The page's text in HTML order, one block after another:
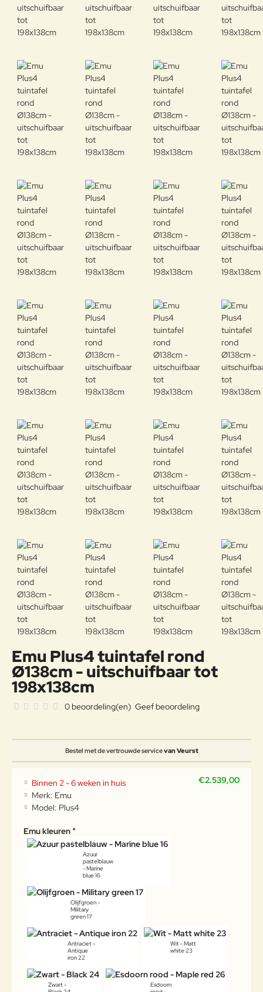
Emu Plus4 tuintafel rond
Ø138cm - uitschuifbaar tot
198x138cm
Bestel met de vertrouwde servicevan Veurst
0 beoordeling(en) Geef beoordeling
€2.539,00
Binnen 2 - 6 weken in huis
Merk: Emu
Model: Plus4
Emu kleuren
Azuur
pastelblauw
- Marine
blue 16
Olijfgroen -
Military
green 17
Antraciet -
Antique
iron 22
Wit - Matt
white 23
Zwart -
Esdoorn